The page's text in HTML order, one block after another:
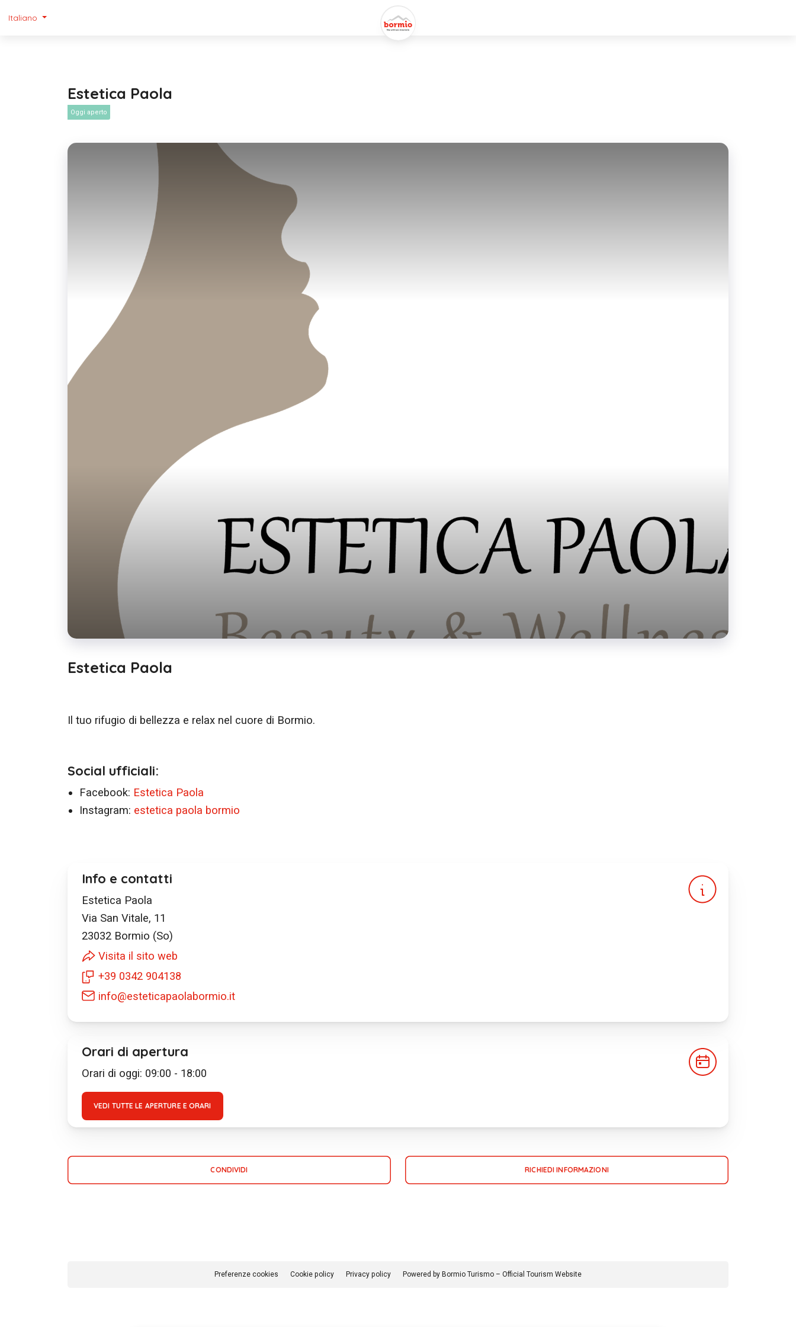
Italiano
Estetica Paola
Oggi aperto
Estetica Paola
Il tuo rifugio di bellezza e relax nel cuore di Bormio.
Social ufficiali:
Facebook: Estetica Paola
Instagram: estetica paola bormio
Info e contatti
Estetica Paola
Via San Vitale, 11
23032 Bormio (So)
Visita il sito web
+39 0342 904138
info@esteticapaolabormio.it
Orari di apertura
Orari di oggi: 09:00 - 18:00
VEDI TUTTE LE APERTURE E ORARI
CONDIVIDI RICHIEDI INFORMAZIONI
Preferenze cookies Cookie policy Privacy policy Powered by Bormio Turismo – Official Tourism Website